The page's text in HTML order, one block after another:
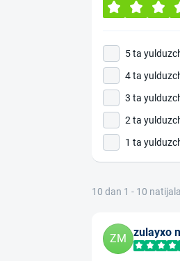
5 ta
4 ta
3 ta
2 ta
1 ta
10 dan 1 - 10
ZM zulayxo